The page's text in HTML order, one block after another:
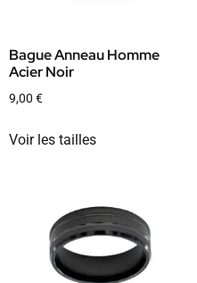
Bague Anneau Homme
Acier Noir
9,00 €
Voir les tailles